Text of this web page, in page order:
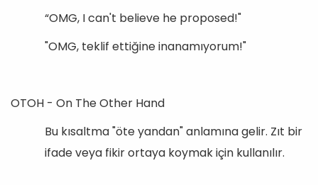
“OMG, I can't believe he proposed!"
"OMG, teklif ettiğine inanamıyorum!"
OTOH - On The Other Hand
Bu kısaltma "öte yandan" anlamına gelir. Zıt bir
ifade veya fikir ortaya koymak için kullanılır.